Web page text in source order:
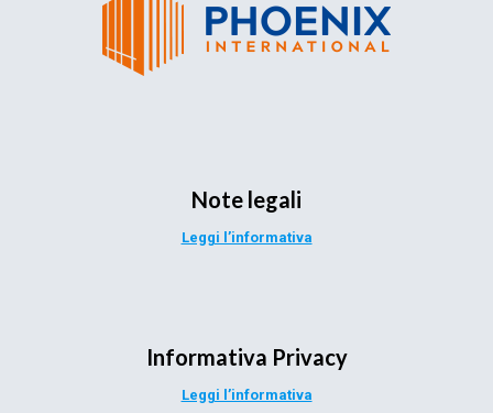
Note legali
Leggi l’informativa
Informativa Privacy
Leggi l’informativa